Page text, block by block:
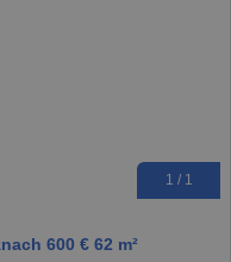
1 / 1
600 € 62 m²